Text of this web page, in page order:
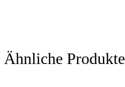
Ähnliche Produkte